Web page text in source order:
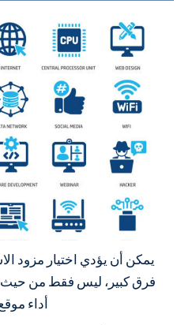
يمكن أن يؤدي اختيار مزود
فرق كبير، ليس فقط من حيث
أداء